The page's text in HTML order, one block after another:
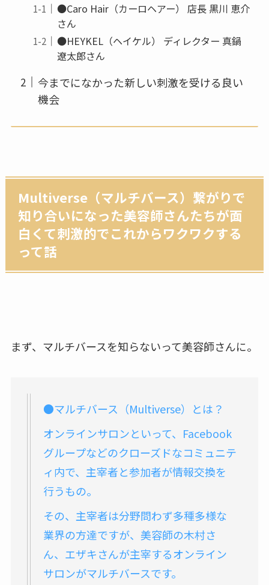
●Caro Hair（カーロヘアー） 店長 黒川 恵介
さん
●HEYKEL（ヘイケル） ディレクター 真鍋
遼太郎さん
今までになかった新しい刺激を受ける良い
機会
Multiverse（マルチバース）繋がりで
知り合いになった美容師さんたちが面
白くて刺激的でこれからワクワクする
って話
まず、マルチバースを知らないって美容師さんに。
●マルチバース（Multiverse）とは？
オンラインサロンといって、Facebook
グループなどのクローズドなコミュニテ
ィ内で、主宰者と参加者が情報交換を
行うもの。
その、主宰者は分野問わず多種多様な
業界の方達ですが、美容師の木村さ
ん、エザキさんが主宰するオンライン
サロンがマルチバースです。